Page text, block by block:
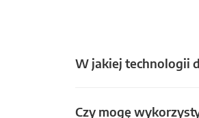
W jakiej technologii
Czy mogę